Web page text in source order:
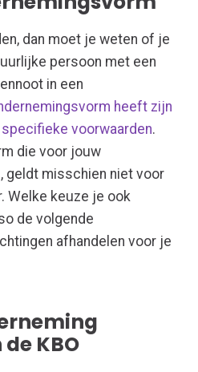
dan moet je weten of je
persoon met een
in een
heeft zijn
voorwaarden.
die voor jouw
geldt misschien niet voor
Welke keuze je ook
de volgende
afhandelen voor je
KBO